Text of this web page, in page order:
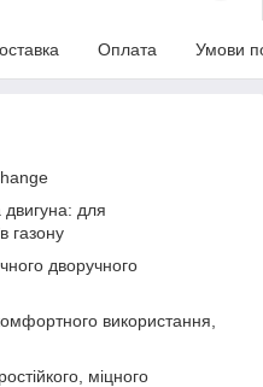
Оплата Умови
для
газону
дворучного
використання,
міцного